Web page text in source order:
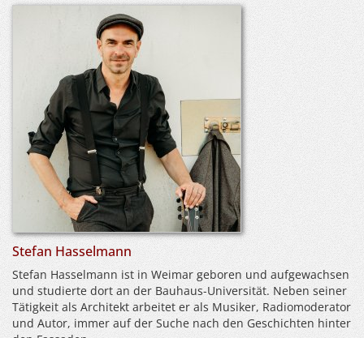
Stefan Hasselmann
Stefan Hasselmann ist in Weimar geboren und aufgewachsen
und studierte dort an der Bauhaus-Universität. Neben seiner
Tätigkeit als Architekt arbeitet er als Musiker, Radiomoderator
und Autor, immer auf der Suche nach den Geschichten hinter